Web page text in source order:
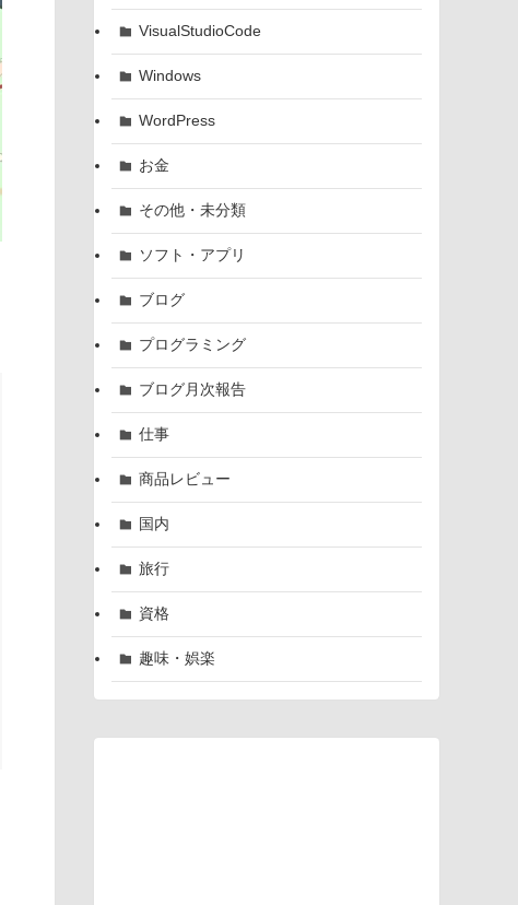
VisualStudioCode
Windows
WordPress
お金
その他・未分類
ソフト・アプリ
ブログ
プログラミング
ブログ月次報告
仕事
商品レビュー
国内
旅行
資格
趣味・娯楽